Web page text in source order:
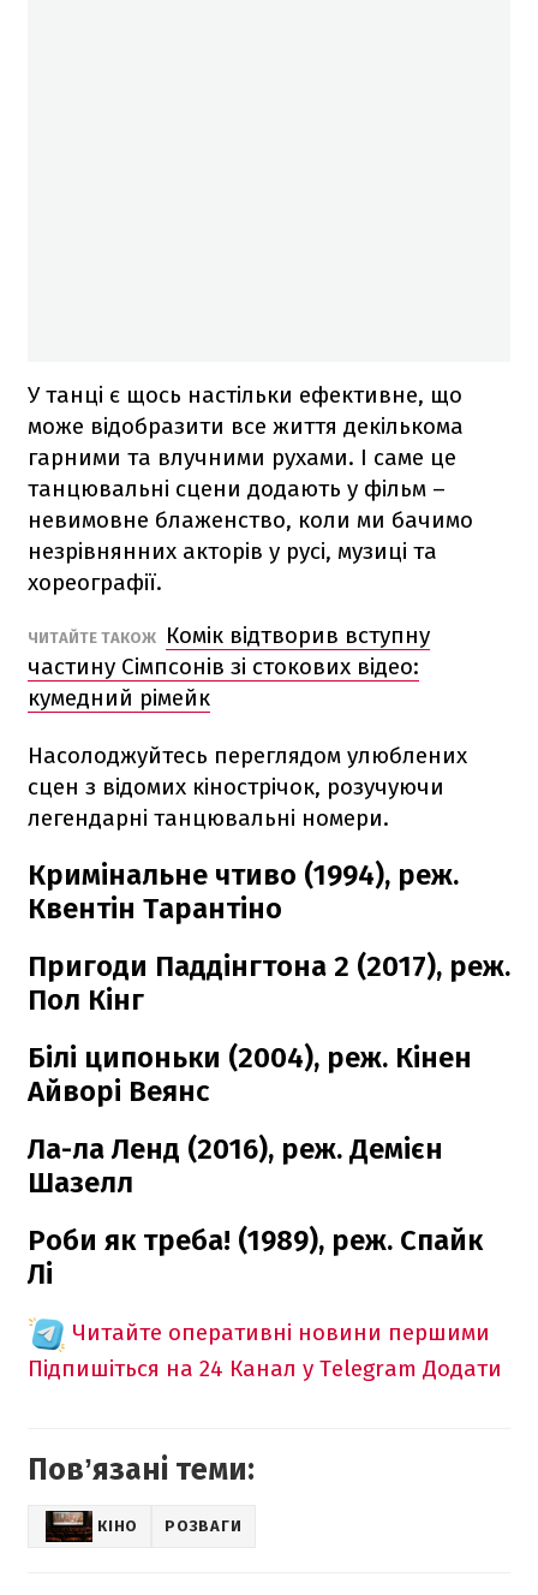
У танці є щось настільки ефективне, що
може відобразити все життя декількома
гарними та влучними рухами. І саме це
танцювальні сцени додають у фільм –
невимовне блаженство, коли ми бачимо
незрівнянних акторів у русі, музиці та
хореографії.
ЧИТАЙТЕ ТАКОЖ
Комік відтворив вступну
частину Сімпсонів зі стокових відео:
кумедний рімейк
Насолоджуйтесь переглядом улюблених
сцен з відомих кінострічок, розучуючи
легендарні танцювальні номери.
Кримінальне чтиво (1994), реж.
Квентін Тарантіно
Пригоди Паддінгтона 2 (2017), реж.
Пол Кінг
Білі ципоньки (2004), реж. Кінен
Айворі Веянс
Ла-ла Ленд (2016), реж. Демієн
Шазелл
Роби як треба! (1989), реж. Спайк
Лі
Читайте оперативні новини першими
Підпишіться на 24 Канал у Telegram Додати
Повʼязані теми:
КІНО РОЗВАГИ